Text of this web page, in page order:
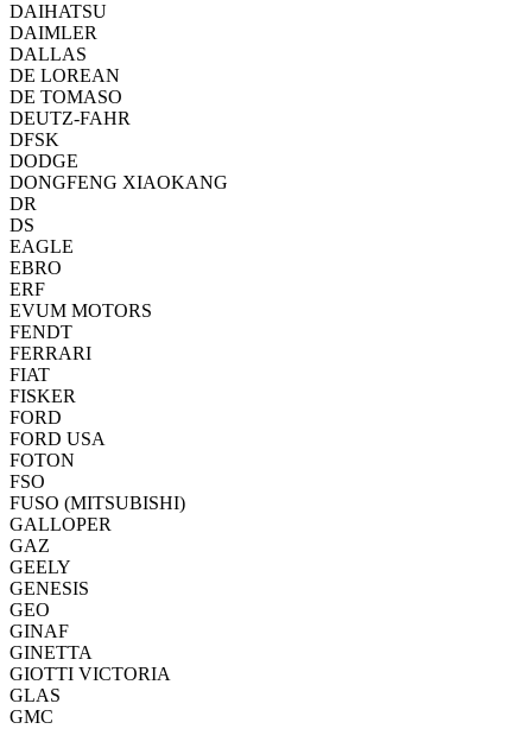
DAIHATSU
DAIMLER
DALLAS
DE LOREAN
DE TOMASO
DEUTZ-FAHR
DFSK
DODGE
DONGFENG XIAOKANG
DR
DS
EAGLE
EBRO
ERF
EVUM MOTORS
FENDT
FERRARI
FIAT
FISKER
FORD
FORD USA
FOTON
FSO
FUSO (MITSUBISHI)
GALLOPER
GAZ
GEELY
GENESIS
GEO
GINAF
GINETTA
GIOTTI VICTORIA
GLAS
GMC